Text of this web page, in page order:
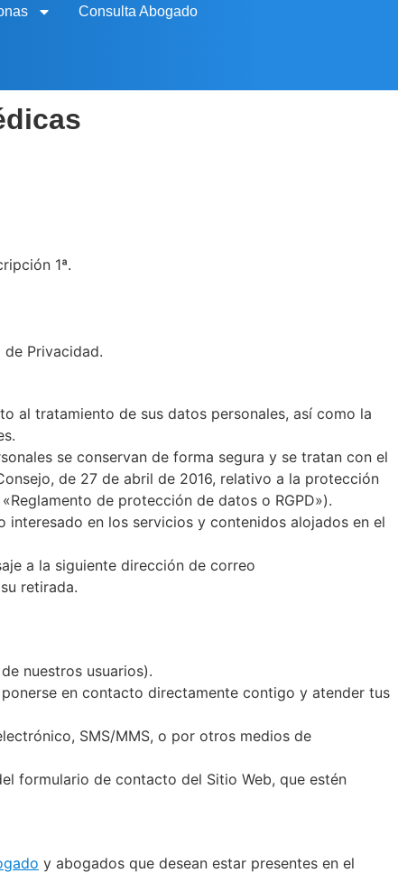
Consulta Abogado
1ª.
Privacidad.
al tratamiento de sus datos personales, así como la
se conservan de forma segura y se tratan con el
de 27 de abril de 2016, relativo a la protección
de protección de datos o RGPD»).
interesado en los servicios y contenidos alojados en el
a la siguiente dirección de correo
retirada.
nuestros usuarios).
en contacto directamente contigo y atender tus
SMS/MMS, o por otros medios de
formulario de contacto del Sitio Web, que estén
y abogados que desean estar presentes en el